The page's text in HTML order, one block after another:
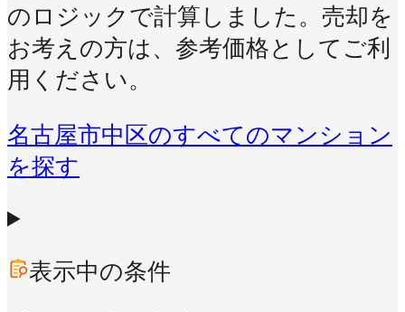
のロジックで計算しました。売却を
お考えの方は、参考価格としてご利
用ください。
名古屋市中区のすべてのマンション
を探す
表示中の条件